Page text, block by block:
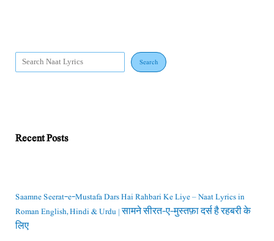
Search
Recent Posts
Saamne Seerat-e-Mustafa Dars Hai Rahbari Ke Liye – Naat Lyrics in
Roman English, Hindi & Urdu | सामने सीरत-ए-मुस्तफ़ा दर्स है रहबरी के
लिए